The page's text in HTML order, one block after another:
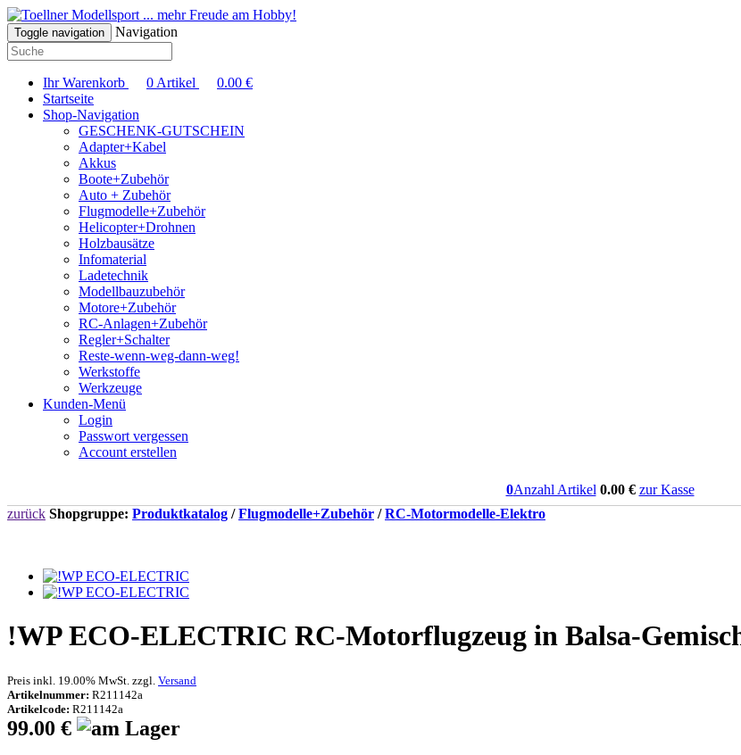
... mehr Freude am Hobby!
Toggle navigation Navigation
Ihr Warenkorb 0 Artikel 0.00 €
Startseite
Shop-Navigation
GESCHENK-GUTSCHEIN
Adapter+Kabel
Akkus
Boote+Zubehör
Auto + Zubehör
Flugmodelle+Zubehör
Helicopter+Drohnen
Holzbausätze
Infomaterial
Ladetechnik
Modellbauzubehör
Motore+Zubehör
RC-Anlagen+Zubehör
Regler+Schalter
Reste-wenn-weg-dann-weg!
Werkstoffe
Werkzeuge
Kunden-Menü
Login
Passwort vergessen
Account erstellen
0Anzahl Artikel 0.00€ zur Kasse
zurück Shopgruppe: Produktkatalog /Flugmodelle+Zubehör /RC-Motormodelle-Elektro
!WP ECO-ELECTRIC RC-Motorflugzeug in Balsa-
Preis inkl. 19.00% MwSt. zzgl. Versand
Artikelnummer: R211142a
Artikelcode: R211142a
99.00 €